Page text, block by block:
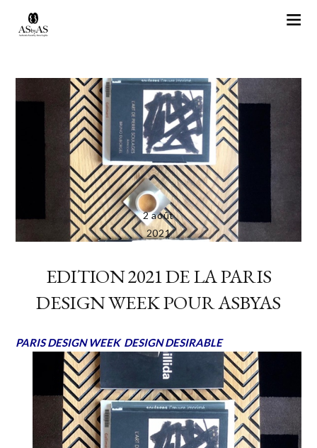
2 août
2021
EDITION 2021 DE LA PARIS
DESIGN WEEK POUR ASBYAS
PARIS DESIGN WEEK DESIGN DESIRABLE